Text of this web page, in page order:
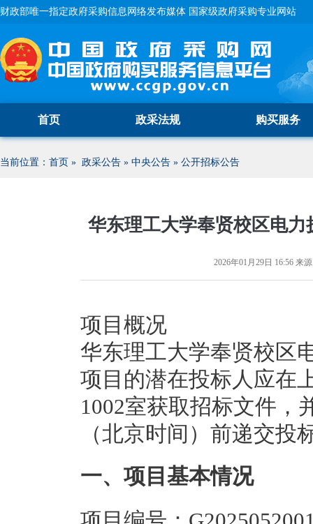
财政部唯一指定政府采购信息网络发布媒体 国家级政府采购专业网站
首页 政采法规 购买服务
当前位置： 首页 » 政采公告 » 中央公告 » 公开招标公告
华东理工大学奉贤校区电
2026年01月29日 16:56 来
项目概况
华东理工大学奉贤校区
项目的潜在投标人应在
1002室获取招标文件，
（北京时间）前递交投
一、项目基本情况